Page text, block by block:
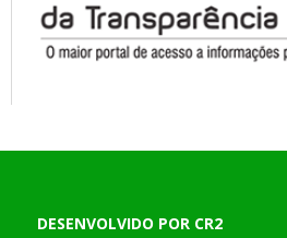
DESENVOLVIDO POR CR2